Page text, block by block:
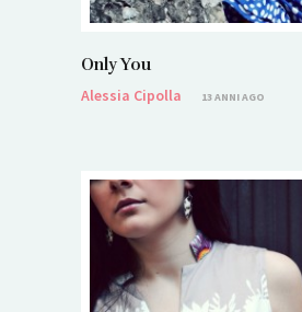
Only You
Alessia Cipolla
13 ANNI AGO